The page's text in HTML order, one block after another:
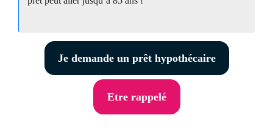
Je demande un prêt hypothécaire
Etre rappelé